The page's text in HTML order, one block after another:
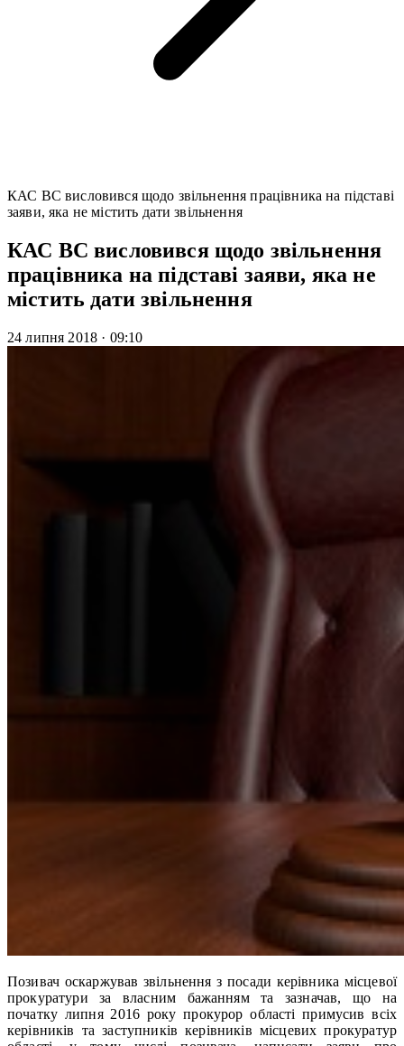
КАС ВС висловився щодо звільнення працівника на підставі
заяви, яка не містить дати звільнення
КАС ВС висловився щодо звільнення
працівника на підставі заяви, яка не
містить дати звільнення
24 липня 2018 · 09:10
Позивач оскаржував звільнення з посади керівника місцевої
прокуратури за власним бажанням та зазначав, що на
початку липня 2016 року прокурор області примусив всіх
керівників та заступників керівників місцевих прокуратур